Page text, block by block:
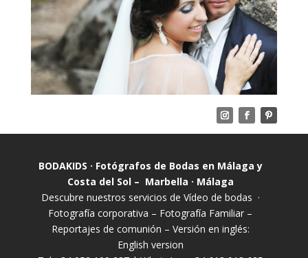
BODAKIDS · Fotógrafos de Bodas en Málaga y
Costa del Sol – Marbella · Málaga
Descubre nuestros servicios de Vídeo de bodas ·
Fotografía corporativa – Fotografía Familiar –
Reportajes de comunión – Versión en inglés:
English version